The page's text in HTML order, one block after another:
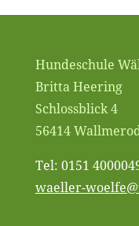
Hundeschule
Britta Heering
Schlossblick 4
56414
Tel: 0151
waeller-